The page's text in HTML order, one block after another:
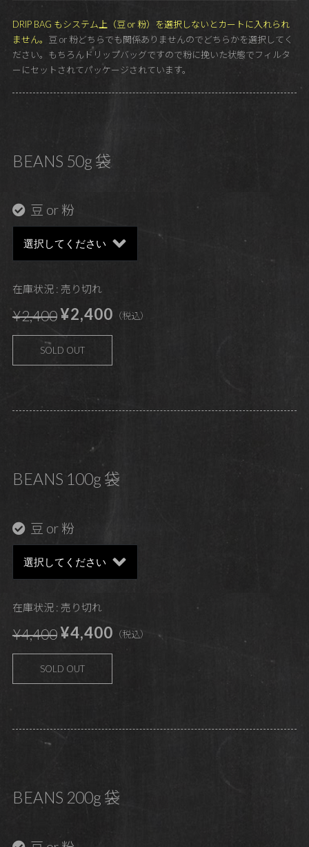
DRIP BAG もシステム上（豆 or 粉）を選択しないとカートに入れられ
ません。 豆 or 粉どちらでも関係ありませんのでどちらかを選択してく
ださい。もちろんドリップバッグですので粉に挽いた状態でフィルタ
ーにセットされてパッケージされています。
BEANS 50g 袋
豆 or 粉
在庫状況 : 売り切れ
¥2,400¥2,400 （税込）
SOLD OUT
BEANS 100g 袋
豆 or 粉
在庫状況 : 売り切れ
¥4,400¥4,400 （税込）
SOLD OUT
BEANS 200g 袋